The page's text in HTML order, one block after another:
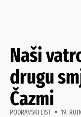
Naši
drugu
Čazmi
PODRAVSKI LIST 19.